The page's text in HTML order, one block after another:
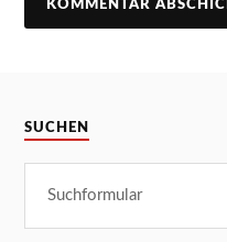
SUCHEN